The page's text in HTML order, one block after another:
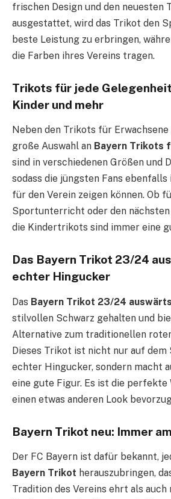
frischen Design und den neuesten
ausgestattet, wird das Trikot den
beste Leistung zu erbringen,
die Farben ihres Vereins tragen.
Trikots für jede
Kinder und mehr
Neben den Trikots für
große Auswahl an Bayern Trikots
sind in verschiedenen Größen und
sodass die jüngsten Fans
für den Verein zeigen können. Ob
Sportunterricht oder den nächsten
die Kindertrikots sind immer eine
Das Bayern Trikot 23/24
echter Hingucker
Das Bayern Trikot 23/24 auswärts
stilvollen Schwarz gehalten und
Alternative zum traditionellen
Dieses Trikot ist nicht nur auf dem
echter Hingucker, sondern macht
eine gute Figur. Es ist die perfekte
einen etwas anderen Look
Bayern Trikot neu: Immer
Der FC Bayern ist dafür bekannt,
Bayern Trikot herauszubringen,
Tradition des Vereins ehrt als auch